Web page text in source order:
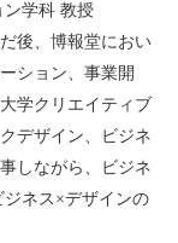
ン学科 教授
後、博報堂におい
ション、事業開
学クリエイティブ
デザイン、ビジネ
しながら、ビジネ
ネス×デザインの